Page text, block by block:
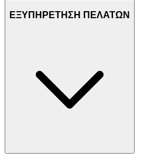
ΕΞΥΠΗΡΕΤΗΣΗ ΠΕΛΑΤΩΝ